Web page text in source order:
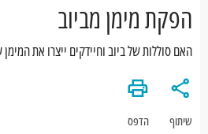
הפקת מימן מביוב
האם סוללות של ביוב וחיידקים ייצרו את המימן
שיתוף הדפס